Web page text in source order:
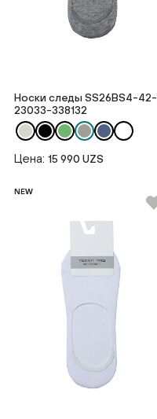
Носки следы SS26BS4-42-
23033-338132
Цена: 15 990 UZS
NEW